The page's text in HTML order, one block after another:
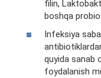
filin,
boshqa
Infeksiya
quyida sanab
foydalanish